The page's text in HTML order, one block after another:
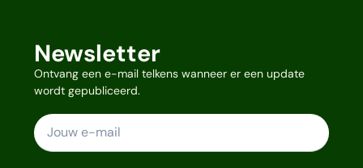
Newsletter
Ontvang een e-mail telkens wanneer er een update
wordt gepubliceerd.